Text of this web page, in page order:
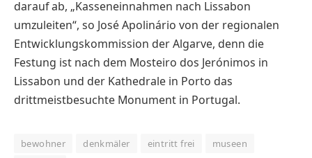
darauf ab, „Kasseneinnahmen nach Lissabon
umzuleiten“, so José Apolinário von der regionalen
Entwicklungskommission der Algarve, denn die
Festung ist nach dem Mosteiro dos Jerónimos in
Lissabon und der Kathedrale in Porto das
drittmeistbesuchte Monument in Portugal.
bewohner denkmäler eintritt frei
museen